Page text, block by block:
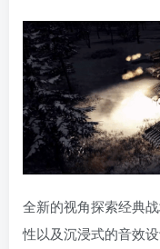
全新的视角探索经典
性以及沉浸式的音效